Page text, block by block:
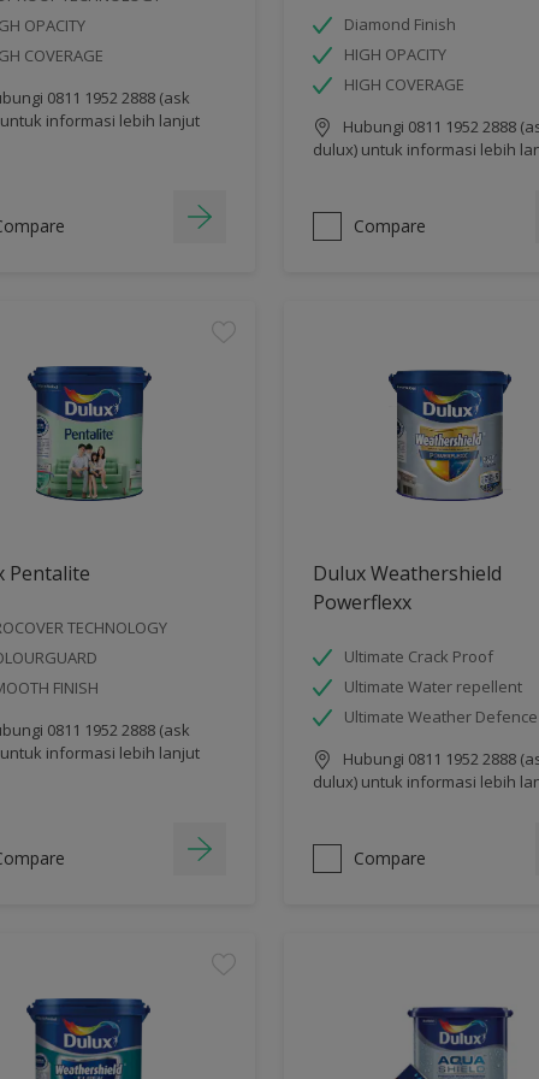
OPACITY
COVERAGE
0811 1952 2888 (ask
informasi lebih lanjut
Diamond Finish
HIGH OPACITY
HIGH COVERAGE
Hubungi 0811 1952 2888
dulux) untuk informasi lebih
Compare
Pentalite
TECHNOLOGY
FINISH
0811 1952 2888 (ask
informasi lebih lanjut
Dulux Weathershield
Powerflexx
Ultimate Crack Proof
Ultimate Water repellent
Ultimate Weather Defence
Hubungi 0811 1952 2888
dulux) untuk informasi lebih
Compare